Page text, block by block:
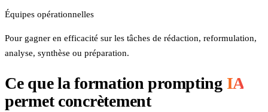
Équipes opérationnelles
Pour gagner en efficacité sur les tâches de rédaction, reformulation,
analyse, synthèse ou préparation.
Ce que la formation prompting IA
permet concrètement